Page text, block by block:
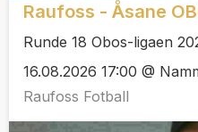
Raufoss - Åsane
Runde 18 Obos-ligaen
16.08.2026 17:00 @
Raufoss Fotball